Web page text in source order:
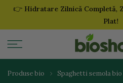
Sari
👉 Hidratare Zilnică Completă,
Plat!
Produse bio Spaghetti semola